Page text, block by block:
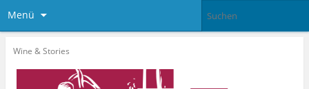
Menü
Wine & Stories